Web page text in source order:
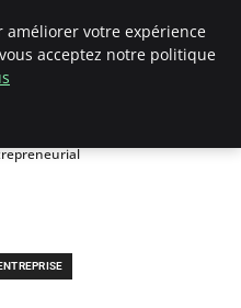
améliorer votre expérience
acceptez notre politique